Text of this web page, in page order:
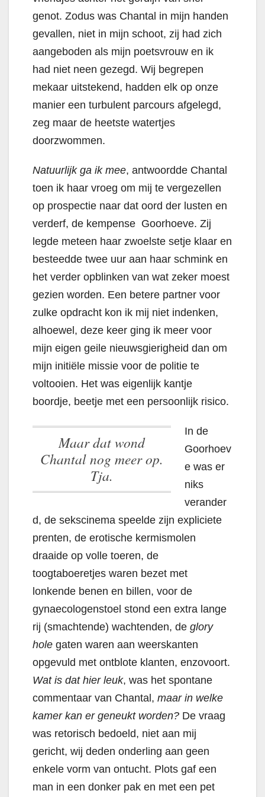
genot. Zodus was Chantal in mijn handen
gevallen, niet in mijn schoot, zij had zich
aangeboden als mijn poetsvrouw en ik
had niet neen gezegd. Wij begrepen
mekaar uitstekend, hadden elk op onze
manier een turbulent parcours afgelegd,
zeg maar de heetste watertjes
doorzwommen.
Natuurlijk ga ik mee, antwoordde Chantal
toen ik haar vroeg om mij te vergezellen
op prospectie naar dat oord der lusten en
verderf, de kempense Goorhoeve. Zij
legde meteen haar zwoelste setje klaar en
besteedde twee uur aan haar schmink en
het verder opblinken van wat zeker moest
gezien worden. Een betere partner voor
zulke opdracht kon ik mij niet indenken,
alhoewel, deze keer ging ik meer voor
mijn eigen geile nieuwsgierigheid dan om
mijn initiële missie voor de politie te
voltooien. Het was eigenlijk kantje
boordje, beetje met een persoonlijk risico.
Maar dat wond
Chantal nog meer op.
Tja.
In de
Goorhoev
e was er
niks
verander
d, de sekscinema speelde zijn expliciete
prenten, de erotische kermismolen
draaide op volle toeren, de
toogtaboeretjes waren bezet met
lonkende benen en billen, voor de
gynaecologenstoel stond een extra lange
rij (smachtende) wachtenden, de glory
hole gaten waren aan weerskanten
opgevuld met ontblote klanten, enzovoort.
Wat is dat hier leuk, was het spontane
commentaar van Chantal, maar in welke
kamer kan er geneukt worden? De vraag
was retorisch bedoeld, niet aan mij
gericht, wij deden onderling aan geen
enkele vorm van ontucht. Plots gaf een
man in een donker pak en met een pet